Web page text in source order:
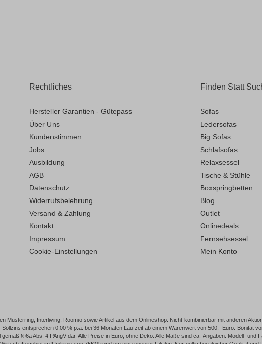
Rechtliches
Hersteller Garantien - Gütepass
Über Uns
Kundenstimmen
Jobs
Ausbildung
AGB
Datenschutz
Widerrufsbelehrung
Versand & Zahlung
Kontakt
Impressum
Cookie-Einstellungen
Finden Statt
Sofas
Ledersofas
Big Sofas
Schlafsofas
Relaxsessel
Tische & Stühle
Boxspringbetten
Blog
Outlet
Onlinedeals
Fernsehsessel
Mein Konto
Musterring, Interliving, Roomio sowie Artikel aus dem Onlineshop. Nicht kombinierbar mit anderen
entsprechen 0,00 % p.a. bei 36 Monaten Laufzeit ab einem Warenwert von 500,- Euro. Bonität
§ 6a Abs. 4 PAngV dar. Alle Preise in Euro, ohne Deko. Alle Maße sind ca.-Angaben. Modell-